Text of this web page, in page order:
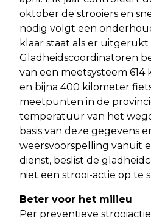
oktober de strooiers en
nodig volgt een
klaar staat als er
Gladheidscoördinatoren
van een meetsysteem
en bijna 400 kilometer
meetpunten in de
temperatuur van het
basis van deze gegevens
weersvoorspelling vanuit
dienst, beslist de
niet een strooi-actie op te
Beter voor het milieu
Per preventieve